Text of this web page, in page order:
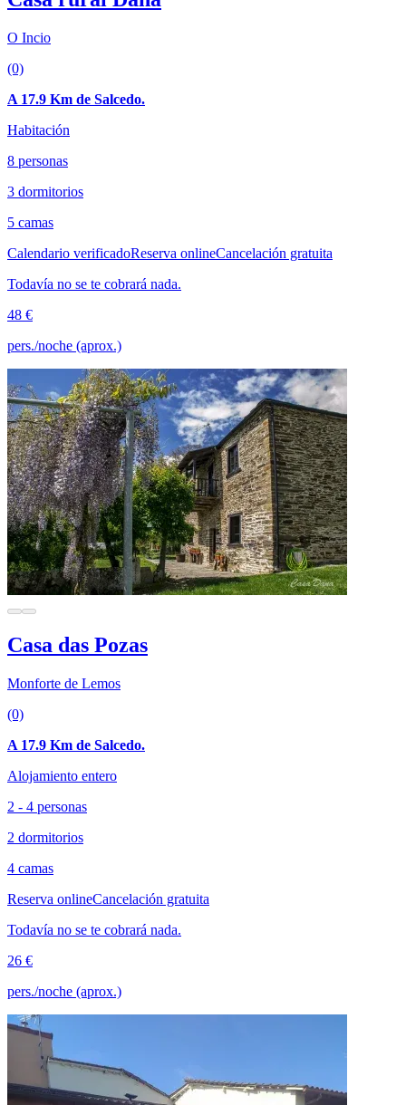
O Incio
(0)
A 17.9 Km de Salcedo.
Habitación
8 personas
3 dormitorios
5 camas
Calendario verificadoReserva onlineCancelación gratuita
Todavía no se te cobrará nada.
48 €
pers./noche (aprox.)
Casa das Pozas
Monforte de Lemos
(0)
A 17.9 Km de Salcedo.
Alojamiento entero
2 - 4 personas
2 dormitorios
4 camas
Reserva onlineCancelación gratuita
Todavía no se te cobrará nada.
26 €
pers./noche (aprox.)